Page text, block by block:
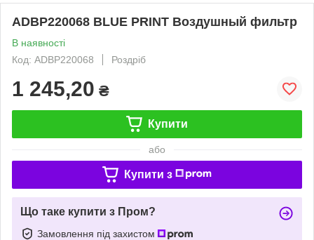
ADBP220068 BLUE PRINT Воздушный фильтр
В наявності
Код: ADBP220068
Роздріб
1 245,20 ₴
Купити
або
Купити з
Що таке купити з Пром?
Замовлення під захистом